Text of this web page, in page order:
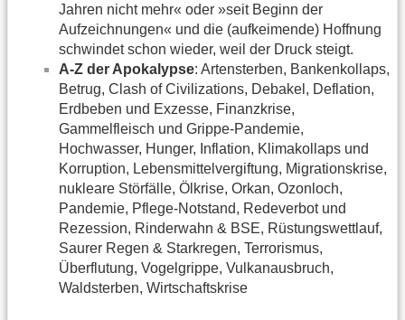
Jahren nicht mehr« oder »seit Beginn der
Aufzeichnungen« und die (aufkeimende) Hoffnung
schwindet schon wieder, weil der Druck steigt.
A-Z der Apokalypse: Artensterben, Bankenkollaps,
Betrug, Clash of Civilizations, Debakel, Deflation,
Erdbeben und Exzesse, Finanzkrise,
Gammelfleisch und Grippe-Pandemie,
Hochwasser, Hunger, Inflation, Klimakollaps und
Korruption, Lebensmittelvergiftung, Migrationskrise,
nukleare Störfälle, Ölkrise, Orkan, Ozonloch,
Pandemie, Pflege-Notstand, Redeverbot und
Rezession, Rinderwahn & BSE, Rüstungswettlauf,
Saurer Regen & Starkregen, Terrorismus,
Überflutung, Vogelgrippe, Vulkanausbruch,
Waldsterben, Wirtschaftskrise